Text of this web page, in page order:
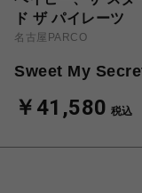
ド ザ パイレーツ
名古屋PARCO
Sweet My
￥41,580 税込